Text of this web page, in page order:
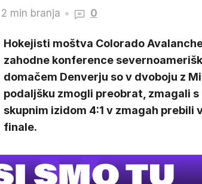
2 min branja 0
Hokejisti moštva Colorado
zahodne konference
domačem Denverju so v dvoboju z
podaljšku zmogli preobrat, zmagali s
skupnim izidom 4:1 v zmagah prebili
finale.